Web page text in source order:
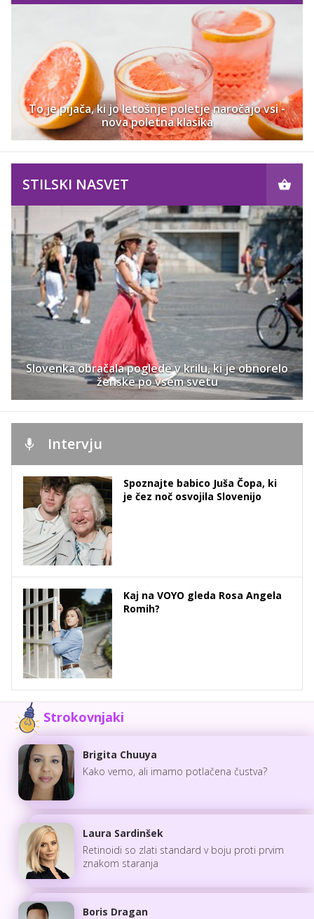
To je pijača, ki jo letošnje poletje naročajo vsi -
nova poletna klasika
STILSKI NASVET
Slovenka obračala poglede v krilu, ki je obnorelo
ženske po vsem svetu
Intervju
Spoznajte babico Juša Čopa, ki
je čez noč osvojila Slovenijo
Kaj na VOYO gleda Rosa Angela
Romih?
Strokovnjaki
Brigita Chuuya
Kako vemo, ali imamo potlačena čustva?
Laura Sardinšek
Retinoidi so zlati standard v boju proti prvim
znakom staranja
Boris Dragan